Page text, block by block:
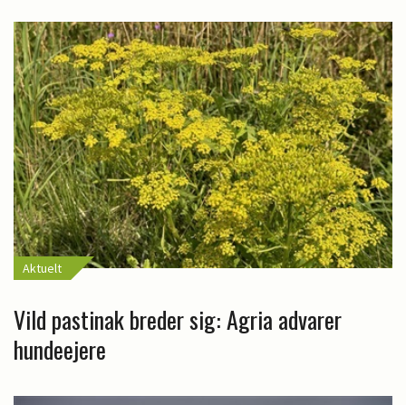
Aktuelt
Vild pastinak breder sig: Agria advarer
hundeejere